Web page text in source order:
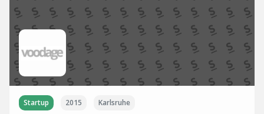
Startup 2015 Karlsruhe